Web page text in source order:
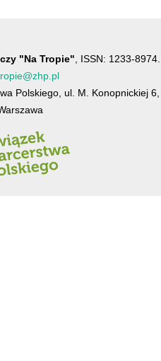
"Na Tropie" , ISSN: 1233-8974.
Polskiego, ul. M. Konopnickiej 6,